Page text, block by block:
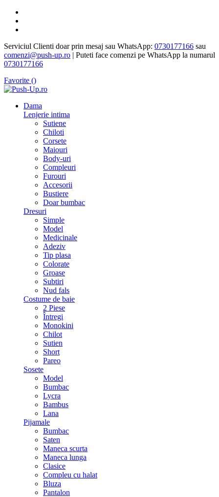
Serviciul Clienti doar prin mesaj sau WhatsApp: 0730177166 sau
comenzi@push-up.ro | Puteti face comenzi pe WhatsApp la numarul
0730177166
Favorite ()
Dama
Lenjerie intima
Sutiene
Chiloti
Corsete
Maiouri
Body-uri
Compleuri
Furouri
Accesorii
Bustiere
Doar bumbac
Dresuri
Simple
Model
Medicinale
Adeziv
Tip plasa
Colorate
Groase
Subtiri
Nud fals
Costume de baie
2 Piese
Întregi
Monokini
Chilot
Sutien
Short
Pareo
Sosete
Model
Bumbac
Lycra
Bambus
Lana
Pijamale
Bumbac
Saten
Maneca scurta
Maneca lunga
Clasice
Compleu cu halat
Bluza
Pantalon